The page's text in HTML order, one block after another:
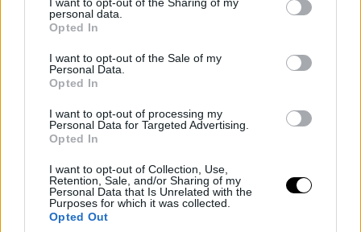
personal data.
Opted In
I want to opt-out of the Sale of my
Personal Data.
Opted In
I want to opt-out of processing my
Personal Data for Targeted Advertising.
Opted In
I want to opt-out of Collection, Use,
Retention, Sale, and/or Sharing of my
Personal Data that Is Unrelated with the
Purposes for which it was collected.
Opted Out
FACES
Χριστίνα Χειλά-Φαμέλη: «Έχω κάτι το αναρχικό
μέσα μου αλλά και το βαθιά συντηρητικό»